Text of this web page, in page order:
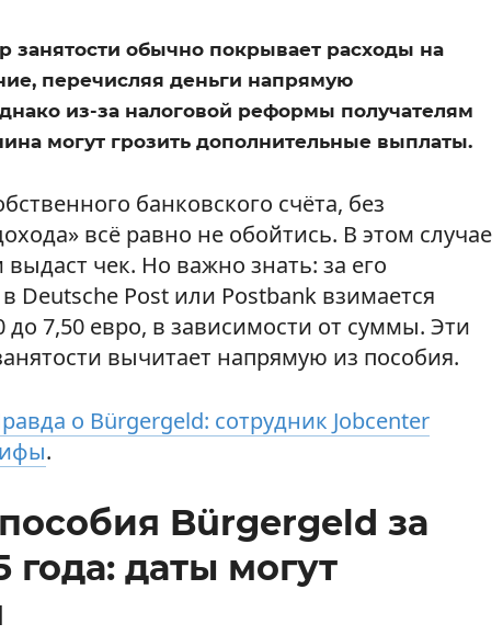
занятости обычно покрывает расходы на
перечисляя деньги напрямую
из-за налоговой реформы получателям
могут грозить дополнительные выплаты.
банковского счёта, без
всё равно не обойтись. В этом случае
выдаст чек. Но важно знать: за его
Deutsche Post или Postbank взимается
до 7,50 евро, в зависимости от суммы. Эти
вычитает напрямую из пособия.
о Bürgergeld: сотрудник Jobcenter
.
Bürgergeld за
года: даты могут